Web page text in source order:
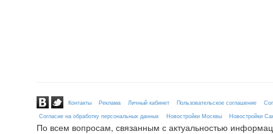
Контакты Реклама Личный кабинет Пользовательское соглашение
Согласие на обработку персональных данных
Новостройки Москвы Новостройки
По всем вопросам, связанным с актуальностью